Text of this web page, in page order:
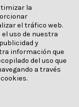
de
en virtud
841850.
la
el tráfico web.
uso de nuestra
y
información que
del uso que
a través